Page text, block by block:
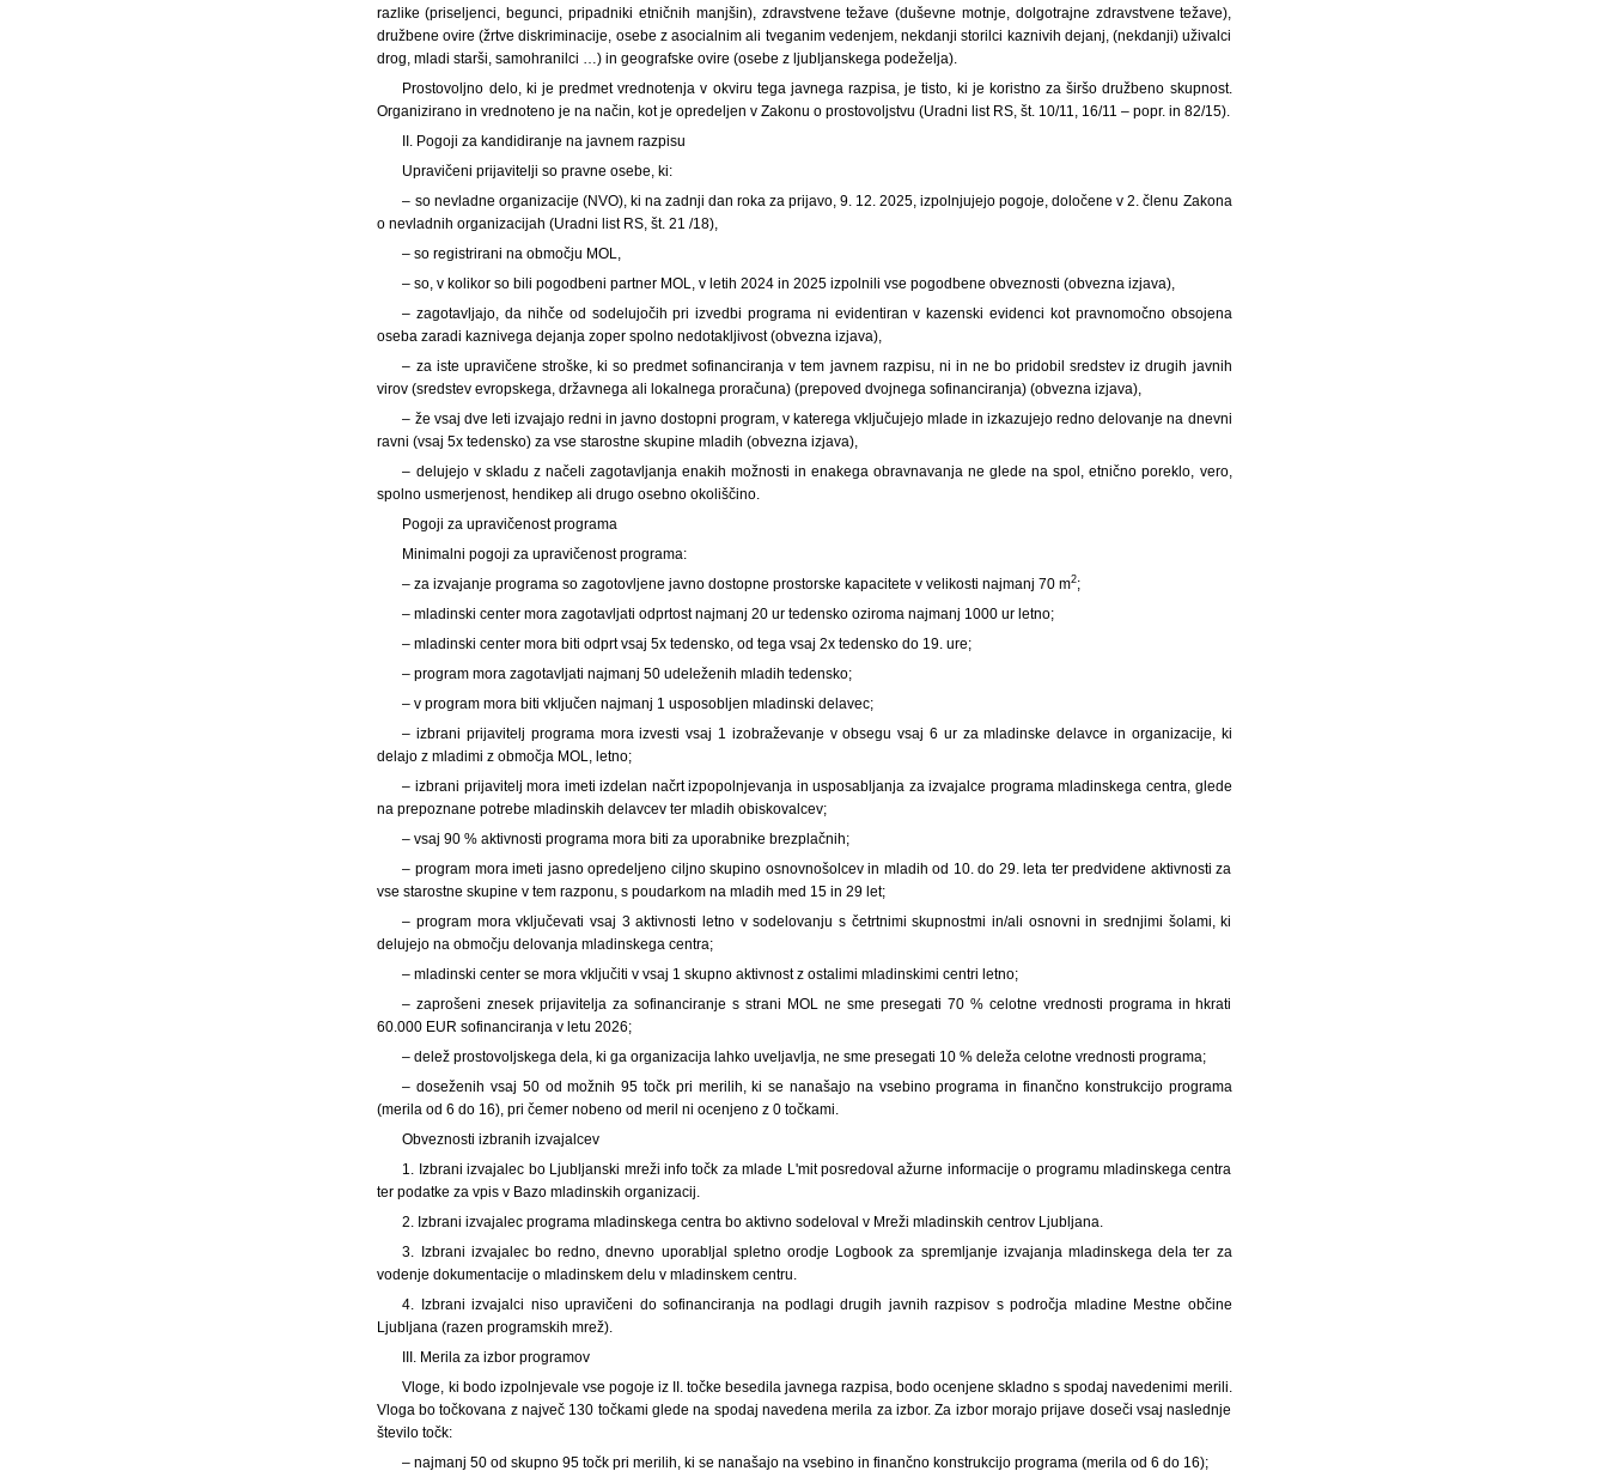
razlike (priseljenci, begunci, pripadniki etničnih manjšin), zdravstvene težave (duševne motnje, dolgotrajne zdravstvene težave),
družbene ovire (žrtve diskriminacije, osebe z asocialnim ali tveganim vedenjem, nekdanji storilci kaznivih dejanj, (nekdanji) uživalci
drog, mladi starši, samohranilci …) in geografske ovire (osebe z ljubljanskega podeželja).
Prostovoljno delo, ki je predmet vrednotenja v okviru tega javnega razpisa, je tisto, ki je koristno za širšo družbeno skupnost.
Organizirano in vrednoteno je na način, kot je opredeljen v Zakonu o prostovoljstvu (Uradni list RS, št. 10/11, 16/11 – popr. in 82/15).
II. Pogoji za kandidiranje na javnem razpisu
Upravičeni prijavitelji so pravne osebe, ki:
– so nevladne organizacije (NVO), ki na zadnji dan roka za prijavo, 9. 12. 2025, izpolnjujejo pogoje, določene v 2. členu Zakona
o nevladnih organizacijah (Uradni list RS, št. 21 /18),
– so registrirani na območju MOL,
– so, v kolikor so bili pogodbeni partner MOL, v letih 2024 in 2025 izpolnili vse pogodbene obveznosti (obvezna izjava),
– zagotavljajo, da nihče od sodelujočih pri izvedbi programa ni evidentiran v kazenski evidenci kot pravnomočno obsojena
oseba zaradi kaznivega dejanja zoper spolno nedotakljivost (obvezna izjava),
– za iste upravičene stroške, ki so predmet sofinanciranja v tem javnem razpisu, ni in ne bo pridobil sredstev iz drugih javnih
virov (sredstev evropskega, državnega ali lokalnega proračuna) (prepoved dvojnega sofinanciranja) (obvezna izjava),
– že vsaj dve leti izvajajo redni in javno dostopni program, v katerega vključujejo mlade in izkazujejo redno delovanje na dnevni
ravni (vsaj 5x tedensko) za vse starostne skupine mladih (obvezna izjava),
– delujejo v skladu z načeli zagotavljanja enakih možnosti in enakega obravnavanja ne glede na spol, etnično poreklo, vero,
spolno usmerjenost, hendikep ali drugo osebno okoliščino.
Pogoji za upravičenost programa
Minimalni pogoji za upravičenost programa:
– za izvajanje programa so zagotovljene javno dostopne prostorske kapacitete v velikosti najmanj 70 m2;
– mladinski center mora zagotavljati odprtost najmanj 20 ur tedensko oziroma najmanj 1000 ur letno;
– mladinski center mora biti odprt vsaj 5x tedensko, od tega vsaj 2x tedensko do 19. ure;
– program mora zagotavljati najmanj 50 udeleženih mladih tedensko;
– v program mora biti vključen najmanj 1 usposobljen mladinski delavec;
– izbrani prijavitelj programa mora izvesti vsaj 1 izobraževanje v obsegu vsaj 6 ur za mladinske delavce in organizacije, ki
delajo z mladimi z območja MOL, letno;
– izbrani prijavitelj mora imeti izdelan načrt izpopolnjevanja in usposabljanja za izvajalce programa mladinskega centra, glede
na prepoznane potrebe mladinskih delavcev ter mladih obiskovalcev;
– vsaj 90 % aktivnosti programa mora biti za uporabnike brezplačnih;
– program mora imeti jasno opredeljeno ciljno skupino osnovnošolcev in mladih od 10. do 29. leta ter predvidene aktivnosti za
vse starostne skupine v tem razponu, s poudarkom na mladih med 15 in 29 let;
– program mora vključevati vsaj 3 aktivnosti letno v sodelovanju s četrtnimi skupnostmi in/ali osnovni in srednjimi šolami, ki
delujejo na območju delovanja mladinskega centra;
– mladinski center se mora vključiti v vsaj 1 skupno aktivnost z ostalimi mladinskimi centri letno;
– zaprošeni znesek prijavitelja za sofinanciranje s strani MOL ne sme presegati 70 % celotne vrednosti programa in hkrati
60.000 EUR sofinanciranja v letu 2026;
– delež prostovoljskega dela, ki ga organizacija lahko uveljavlja, ne sme presegati 10 % deleža celotne vrednosti programa;
– doseženih vsaj 50 od možnih 95 točk pri merilih, ki se nanašajo na vsebino programa in finančno konstrukcijo programa
(merila od 6 do 16), pri čemer nobeno od meril ni ocenjeno z 0 točkami.
Obveznosti izbranih izvajalcev
1. Izbrani izvajalec bo Ljubljanski mreži info točk za mlade L'mit posredoval ažurne informacije o programu mladinskega centra
ter podatke za vpis v Bazo mladinskih organizacij.
2. Izbrani izvajalec programa mladinskega centra bo aktivno sodeloval v Mreži mladinskih centrov Ljubljana.
3. Izbrani izvajalec bo redno, dnevno uporabljal spletno orodje Logbook za spremljanje izvajanja mladinskega dela ter za
vodenje dokumentacije o mladinskem delu v mladinskem centru.
4. Izbrani izvajalci niso upravičeni do sofinanciranja na podlagi drugih javnih razpisov s področja mladine Mestne občine
Ljubljana (razen programskih mrež).
III. Merila za izbor programov
Vloge, ki bodo izpolnjevale vse pogoje iz II. točke besedila javnega razpisa, bodo ocenjene skladno s spodaj navedenimi merili.
Vloga bo točkovana z največ 130 točkami glede na spodaj navedena merila za izbor. Za izbor morajo prijave doseči vsaj naslednje
število točk:
– najmanj 50 od skupno 95 točk pri merilih, ki se nanašajo na vsebino in finančno konstrukcijo programa (merila od 6 do 16);